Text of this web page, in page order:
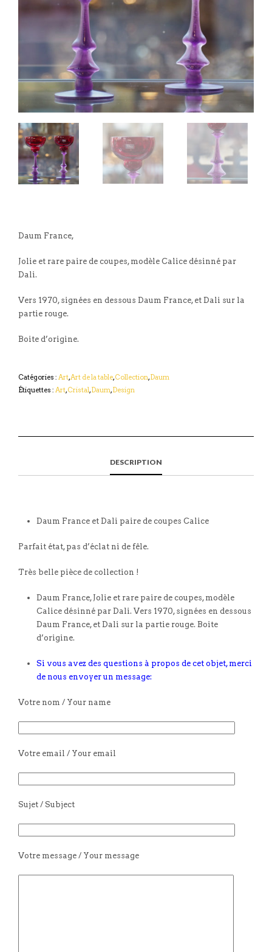
Daum France,
Jolie et rare paire de coupes, modèle Calice désinné par
Dali.
Vers 1970, signées en dessous Daum France, et Dali sur la
partie rouge.
Boite d’origine.
Catégories : Art,Art de la table,Collection,Daum
Étiquettes : Art,Cristal,Daum,Design
DESCRIPTION
Daum France et Dali paire de coupes Calice
Parfait état, pas d’éclat ni de fêle.
Très belle pièce de collection !
Daum France, Jolie et rare paire de coupes, modèle
Calice désinné par Dali. Vers 1970, signées en dessous
Daum France, et Dali sur la partie rouge. Boite
d’origine.
Si vous avez des questions à propos de cet objet, merci
de nous envoyer un message:
Votre nom / Your name
Votre email / Your email
Sujet / Subject
Votre message / Your message